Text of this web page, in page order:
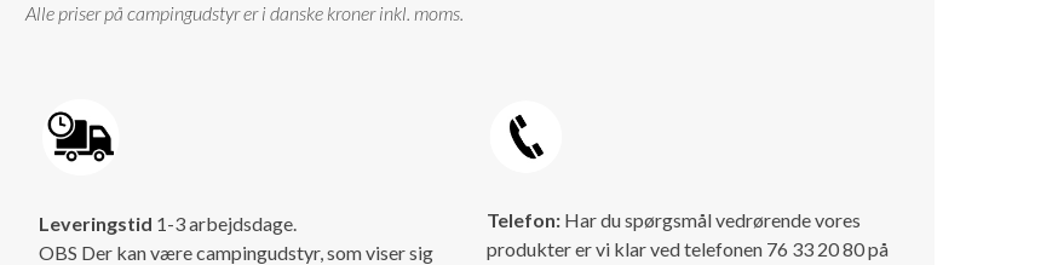
Alle priser på campingudstyr er i danske kroner inkl. moms.
Leveringstid 1-3 arbejdsdage.
OBS Der kan være campingudstyr, som viser sig
Telefon: Har du spørgsmål vedrørende vores
produkter er vi klar ved telefonen 76 33 20 80 på